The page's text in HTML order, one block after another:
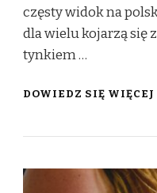
częsty widok na
dla wielu kojarzą się
tynkiem …
DOWIEDZ SIĘ WIĘCEJ